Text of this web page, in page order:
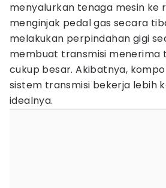
menyalurkan tenaga mesin ke
menginjak pedal gas secara
melakukan perpindahan gigi
membuat transmisi menerima
cukup besar. Akibatnya,
sistem transmisi bekerja lebih
idealnya.